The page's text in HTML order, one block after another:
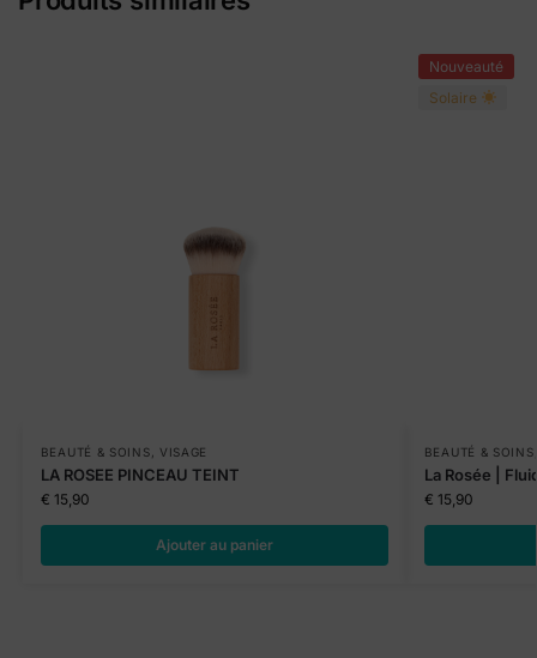
BEAUTÉ & SOINS VISAGE
LA ROSEE PINCEAU TEINT
€ 15,90
Ajouter au panier
Nouveauté
Solaire
BEAUTÉ & SOINS
La Rosée |
€ 15,90